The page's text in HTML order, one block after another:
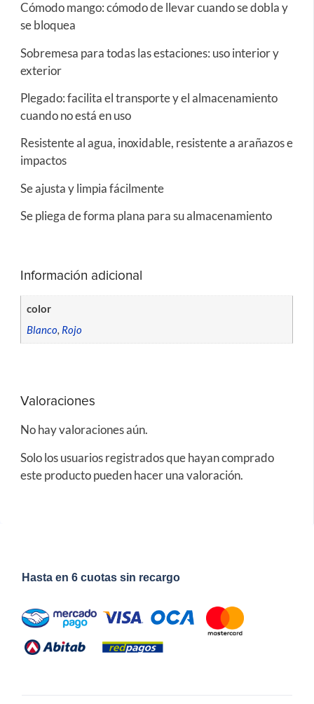
Cómodo mango: cómodo de llevar cuando se dobla y
se bloquea
Sobremesa para todas las estaciones: uso interior y
exterior
Plegado: facilita el transporte y el almacenamiento
cuando no está en uso
Resistente al agua, inoxidable, resistente a arañazos e
impactos
Se ajusta y limpia fácilmente
Se pliega de forma plana para su almacenamiento
Información adicional
color
Blanco, Rojo
Valoraciones
No hay valoraciones aún.
Solo los usuarios registrados que hayan comprado
este producto pueden hacer una valoración.
Hasta en 6 cuotas sin recargo